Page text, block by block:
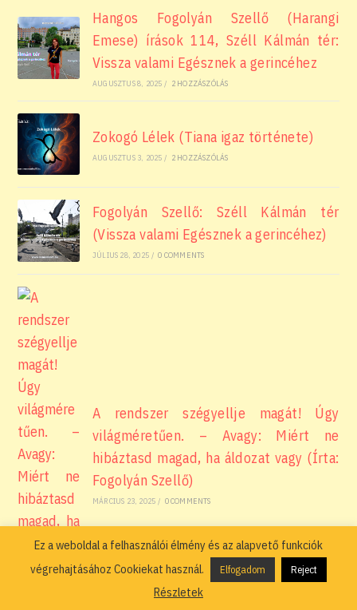
Hangos Fogolyán Szellő (Harangi
Emese) írások 114, Széll Kálmán tér:
Vissza valami Egésznek a gerincéhez
AUGUSZTUS 8, 2025 / 2 HOZZÁSZÓLÁS
Zokogó Lélek (Tiana igaz története)
AUGUSZTUS 3, 2025 / 2 HOZZÁSZÓLÁS
Fogolyán Szellő: Széll Kálmán tér
(Vissza valami Egésznek a gerincéhez)
JÚLIUS 28, 2025 / 0 COMMENTS
A rendszer szégyellje magát! Úgy
világméretűen. – Avagy: Miért ne
hibáztasd magad, ha áldozat vagy (Írta:
Fogolyán Szellő)
MÁRCIUS 23, 2025 / 0 COMMENTS
Ez a weboldal a felhasználói élmény és az alapvető funkciók
végrehajtásához Cookiekat használ.
Elfogadom Reject
Részletek